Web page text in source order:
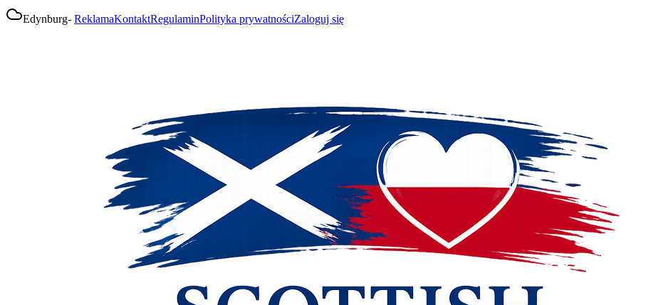
Edynburg- ReklamaKontaktRegulaminPolityka prywatnościZaloguj się